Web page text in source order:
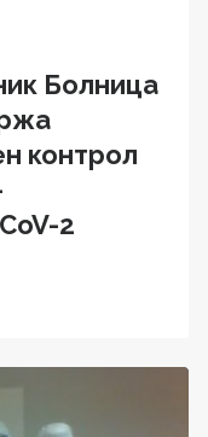
Болница
контрол
2